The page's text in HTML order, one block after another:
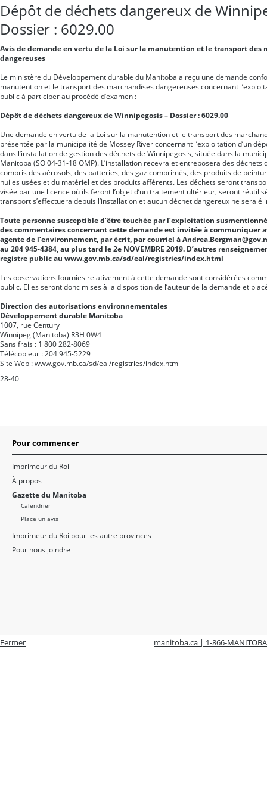
Dépôt de déchets dangereux de
Dossier : 6029.00
Avis de demande en vertu de la Loi sur la manutention et le transport des
dangereuses
Le ministère du Développement durable du Manitoba a reçu une demande
manutention et le transport des marchandises dangereuses concernant
public à participer au procédé d’examen :
Dépôt de déchets dangereux de Winnipegosis – Dossier : 6029.00
Une demande en vertu de la Loi sur la manutention et le transport des
présentée par la municipalité de Mossey River concernant l’exploitation d’un
dans l’installation de gestion des déchets de Winnipegosis, située dans la
Manitoba (SO 04-31-18 OMP). L’installation recevra et entreposera des
compris des aérosols, des batteries, des gaz comprimés, des produits de
huiles usées et du matériel et des produits afférents. Les déchets seront
visée par une licence où ils feront l’objet d’un traitement ultérieur, seront
transport s’effectuera depuis l’installation et aucun déchet dangereux ne sera
Toute personne susceptible d’être touchée par l’exploitation
des commentaires concernant cette demande est invitée à communiquer
agente de l’environnement, par écrit, par courriel à
au 204 945-4384, au plus tard le 2e NOVEMBRE 2019. D’autres
registre public au www.gov.mb.ca/sd/eal/registries/index.html
Les observations fournies relativement à cette demande sont considérées
public. Elles seront donc mises à la disposition de l’auteur de la demande et
Direction des autorisations environnementales
Développement durable Manitoba
1007, rue Century
Winnipeg (Manitoba) R3H 0W4
Sans frais : 1 800 282-8069
Télécopieur : 204 945-5229
Site Web : www.gov.mb.ca/sd/eal/registries/index.html
28-40
Pour commencer
Imprimeur du Roi
À propos
Gazette du Manitoba
Calendrier
Place un avis
Imprimeur du Roi pour les autre provinces
Pour nous joindre
Fermer manitoba.ca | 1-866-MANITOBA